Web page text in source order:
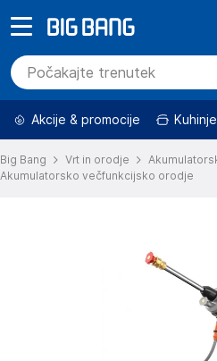
Akcije & promocije Kuhinje
Big Bang Vrt in orodje
Akumulatorsko večfunkcijsko orodje